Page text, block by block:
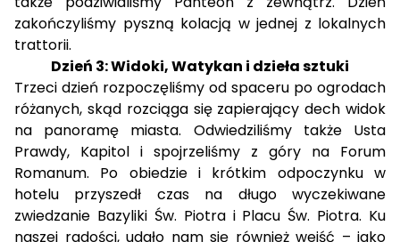
zakończyliśmy pyszną kolacją w jednej z lokalnych
trattorii.
Dzień 3: Widoki, Watykan i dzieła sztuki
Trzeci dzień rozpoczęliśmy od spaceru po ogrodach
różanych, skąd rozciąga się zapierający dech widok
na panoramę miasta. Odwiedziliśmy także Usta
Prawdy, Kapitol i spojrzeliśmy z góry na Forum
Romanum. Po obiedzie i krótkim odpoczynku w
hotelu przyszedł czas na długo wyczekiwane
zwiedzanie Bazyliki Św. Piotra i Placu Św. Piotra. Ku
naszej radości, udało nam się również wejść – jako